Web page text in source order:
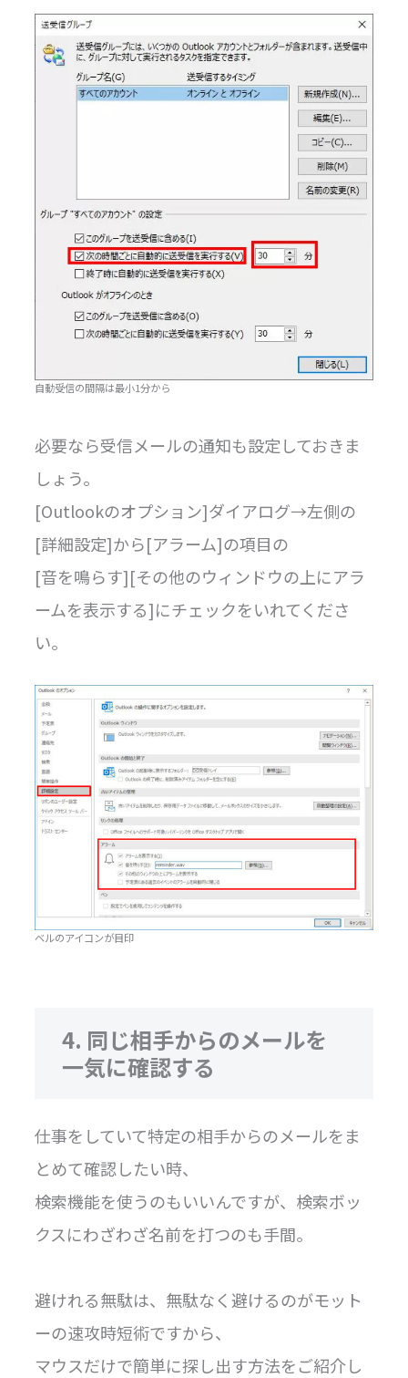
自動受信の間隔は最小1分から
必要なら受信メールの通知も設定しておきま
しょう。
[Outlookのオプション]ダイアログ→左側の
[詳細設定]から[アラーム]の項目の
[音を鳴らす][その他のウィンドウの上にアラ
ームを表示する]にチェックをいれてくださ
い。
ベルのアイコンが目印
4. 同じ相手からのメールを
一気に確認する
仕事をしていて特定の相手からのメールをま
とめて確認したい時、
検索機能を使うのもいいんですが、検索ボッ
クスにわざわざ名前を打つのも手間。
避けれる無駄は、無駄なく避けるのがモット
ーの速攻時短術ですから、
マウスだけで簡単に探し出す方法をご紹介し